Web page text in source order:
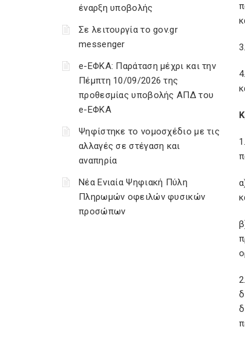
έναρξη υποβολής
Σε λειτουργία το gov.gr
messenger
e-ΕΦΚΑ: Παράταση μέχρι και την
Πέμπτη 10/09/2026 της
προθεσμίας υποβολής ΑΠΔ του
e-ΕΦΚΑ
Ψηφίστηκε το νομοσχέδιο με τις
αλλαγές σε στέγαση και
αναπηρία
Νέα Ενιαία Ψηφιακή Πύλη
Πληρωμών οφειλών φυσικών
προσώπων